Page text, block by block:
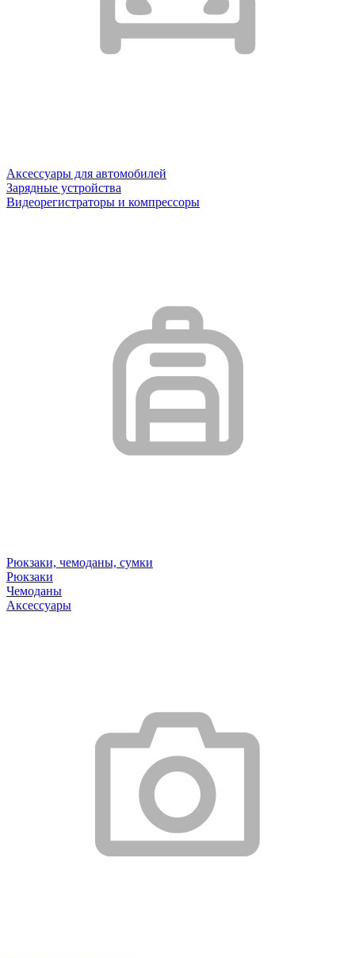
Аксессуары для автомобилей
Зарядные устройства
Видеорегистраторы и компрессоры
Рюкзаки, чемоданы, сумки
Рюкзаки
Чемоданы
Аксессуары